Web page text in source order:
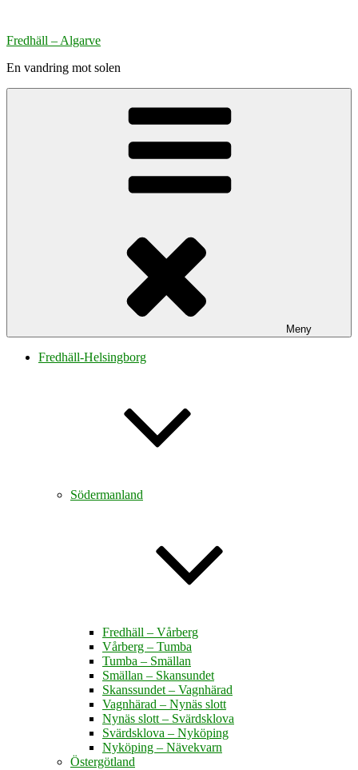
innehåll
Fredhäll – Algarve
En vandring mot solen
Meny
Fredhäll-Helsingborg
Södermanland
Fredhäll – Vårberg
Vårberg – Tumba
Tumba – Smällan
Smällan – Skansundet
Skanssundet – Vagnhärad
Vagnhärad – Nynäs slott
Nynäs slott – Svärdsklova
Svärdsklova – Nyköping
Nyköping – Nävekvarn
Östergötland